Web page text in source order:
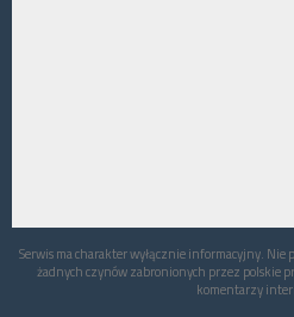
Serwis ma charakter wyłącznie informacyjny. Nie
żadnych czynów zabronionych przez polskie
komentarzy